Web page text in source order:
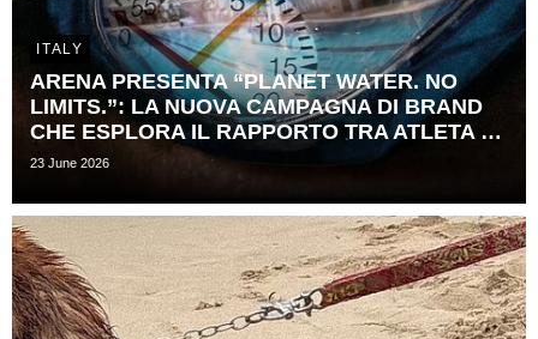
ITALY
ARENA PRESENTA “PLANET WATER. NO
LIMITS.”: LA NUOVA CAMPAGNA DI BRAND
CHE ESPLORA IL RAPPORTO TRA ATLETA E ​
TEMPO
23 June 2026